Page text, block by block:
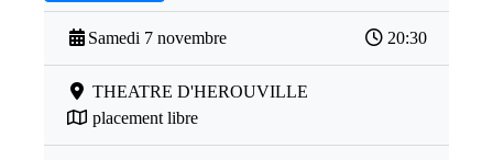
Samedi 7 novembre 20:30
THEATRE D'HEROUVILLE
placement libre